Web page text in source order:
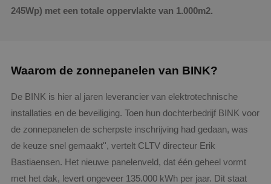
245Wp) met een totale oppervlakte van 1.000m2.
Waarom de zonnepanelen van BINK?
De BINK is hier al jaren leverancier van elektrotechnische
installaties en de beveiliging. Toen hun dochterbedrijf BINK voor
de zonnepanelen de scherpste inschrijving had gedaan, was
de keuze snel gemaakt'', vertelt CLTV directeur Erik
Bastiaensen. Het nieuwe panelenveld, dat één geheel vormt
met het dak, levert ongeveer 135.000 kWh per jaar. Dit staat